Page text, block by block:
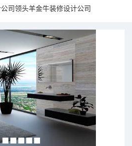
司领头羊金牛装修设计公司